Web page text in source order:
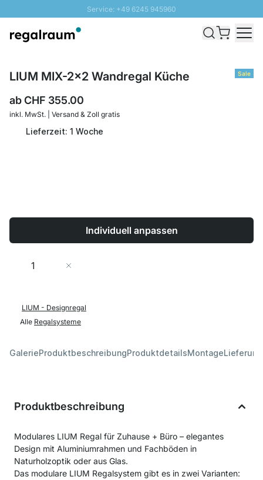
Service: +49 6245 945960
Versand & Zoll gratis ab 300 CHF
Sale
LIUM MIX-2x2 Wandregal Küche
abCHF 355.00
inkl. MwSt. | Versand & Zoll gratis
Lieferzeit: 1 Woche
Individuell anpassen
Menge
LIUM - Designregal
Alle Regalsysteme
GalerieProduktbeschreibungProduktdetailsMontage
Produktbeschreibung
Modulares LIUM Regal für Zuhause + Büro – elegantes
Design mit Aluminiumrahmen und Fachböden in
Naturholzoptik oder aus Glas.
Das modulare LIUM Regalsystem gibt es in zwei Varianten: